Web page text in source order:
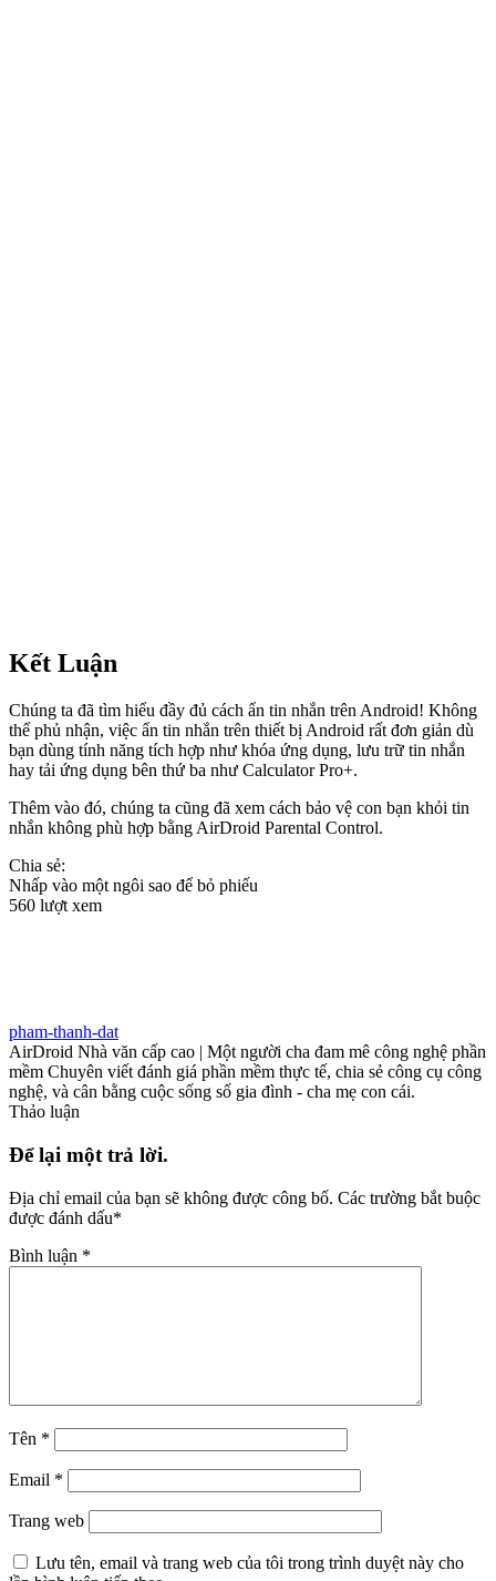
Kết Luận
Chúng ta đã tìm hiểu đầy đủ cách ẩn tin nhắn trên Android! Không
thể phủ nhận, việc ẩn tin nhắn trên thiết bị Android rất đơn giản dù
bạn dùng tính năng tích hợp như khóa ứng dụng, lưu trữ tin nhắn
hay tải ứng dụng bên thứ ba như Calculator Pro+.
Thêm vào đó, chúng ta cũng đã xem cách bảo vệ con bạn khỏi tin
nhắn không phù hợp bằng AirDroid Parental Control.
Chia sẻ:
Nhấp vào một ngôi sao để bỏ phiếu
560 lượt xem
pham-thanh-dat
AirDroid Nhà văn cấp cao | Một người cha đam mê công nghệ phần
mềm Chuyên viết đánh giá phần mềm thực tế, chia sẻ công cụ công
nghệ, và cân bằng cuộc sống số gia đình - cha mẹ con cái.
Thảo luận
Để lại một trả lời.
Địa chỉ email của bạn sẽ không được công bố. Các trường bắt buộc
được đánh dấu*
Bình luận *
Tên *
Email *
Trang web
Lưu tên, email và trang web của tôi trong trình duyệt này cho